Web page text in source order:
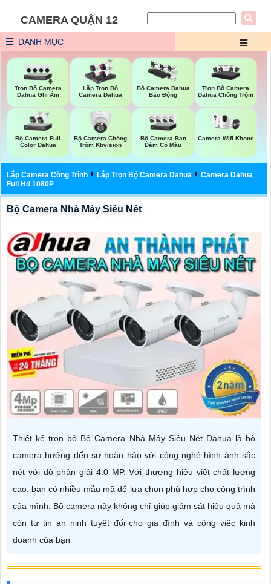
CAMERA QUẬN 12
DANH MỤC
Trọn Bộ Camera
Dahua Ghi Âm
Lắp Trọn Bộ
Camera Dahua
Bộ Camera Dahua
Báo Động
Trọn Bộ Camera
Dahua Chống Trộm
Bộ Camera Full
Color Dahua
Bộ Camera Chống
Trộm Kbvision
Bộ Camera Ban
Đêm Có Màu
Camera Wifi Kbone
Lắp Camera Công Trình Lắp Trọn Bộ Camera Dahua
Camera Dahua
Full Hd 1080P
Bộ Camera Nhà Máy Siêu Nét
Thiết kế trọn bộ Bộ Camera Nhà Máy Siêu Nét Dahua là bộ
camera hướng đến sự hoàn hảo với công nghệ hình ảnh sắc
nét với độ phân giải 4.0 MP. Với thương hiệu việt chất lượng
cao, bạn có nhiều mẫu mã để lựa chọn phù hợp cho công trình
của mình. Bộ camera này không chỉ giúp giám sát hiệu quả mà
còn tự tin an ninh tuyệt đối cho gia đình và công việc kinh
doanh của bạn